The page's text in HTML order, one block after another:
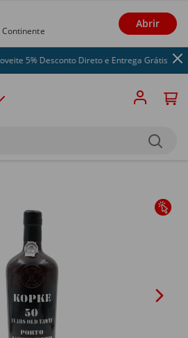
Abrir
5% Desconto Direto e Entrega Grátis